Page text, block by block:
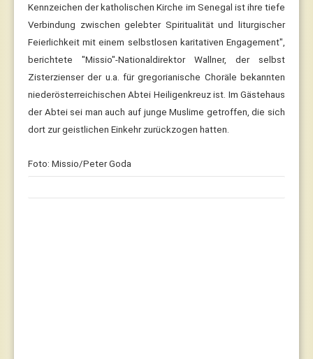
Kennzeichen der katholischen Kirche im Senegal ist ihre tiefe
Verbindung zwischen gelebter Spiritualität und liturgischer
Feierlichkeit mit einem selbstlosen karitativen Engagement",
berichtete "Missio"-Nationaldirektor Wallner, der selbst
Zisterzienser der u.a. für gregorianische Choräle bekannten
niederösterreichischen Abtei Heiligenkreuz ist. Im Gästehaus
der Abtei sei man auch auf junge Muslime getroffen, die sich
dort zur geistlichen Einkehr zurückzogen hatten.
Foto: Missio/Peter Goda